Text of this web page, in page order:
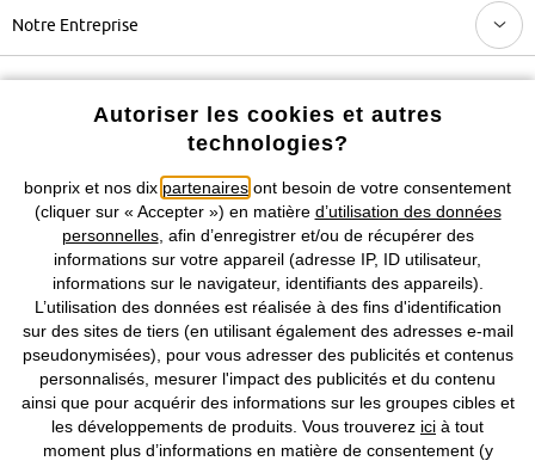
Notre Entreprise
Retrouvez bonprix sur
Prix indiqués TVA comprise avec en sus
CGV Données personnelles Paramètres des cookies
Mentions légales Résilier le contrat
©2026 bonprix.Tous droits réservés.
Autoriser les cookies et autres
technologies?
bonprix et nos dix partenaires ont besoin de votre consentement
(cliquer sur « Accepter ») en matière d’utilisation des données
personnelles, afin d’enregistrer et/ou de récupérer des
informations sur votre appareil (adresse IP, ID utilisateur,
informations sur le navigateur, identifiants des appareils).
L’utilisation des données est réalisée à des fins d'identification
sur des sites de tiers (en utilisant également des adresses e-mail
pseudonymisées), pour vous adresser des publicités et contenus
personnalisés, mesurer l'impact des publicités et du contenu
ainsi que pour acquérir des informations sur les groupes cibles et
les développements de produits. Vous trouverez ici à tout
moment plus d’informations en matière de consentement (y